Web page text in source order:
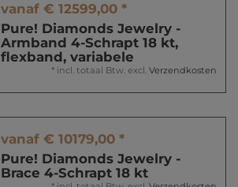
vanaf € 12599,00 *
Pure! Diamonds Jewelry -
Armband 4-Schrapt 18 kt,
flexband, variabele
* incl. totaal Btw. excl. Verzendkosten
vanaf € 10179,00 *
Pure! Diamonds Jewelry -
Brace 4-Schrapt 18 kt